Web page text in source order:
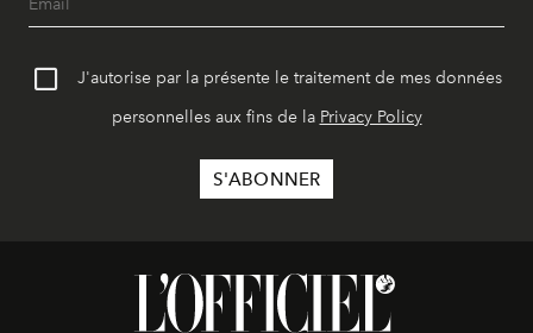
J'autorise par la présente le traitement de mes données
personnelles aux fins de la Privacy Policy